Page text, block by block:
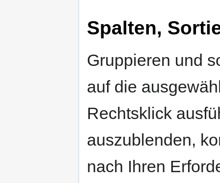
Spalten,
Gruppieren und
auf die
Rechtsklick
auszublenden,
nach Ihren